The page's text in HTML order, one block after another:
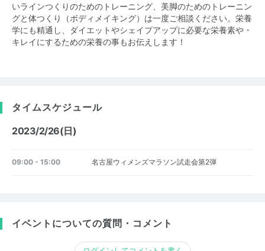
いラインつくりのためのトレーニング、美脚のためのトレーニン
グと体つくり（ボディメイキング）は一度ご相談ください。栄養
学にも精通し、ダイエットやシェイプアップに必要な栄養素や・
キレイにするための栄養の事もお伝えします！
タイムスケジュール
2023/2/26(日)
09:00 - 15:00 名古屋ウィメンズマラソン試走会第2弾
イベントについての質問・コメント